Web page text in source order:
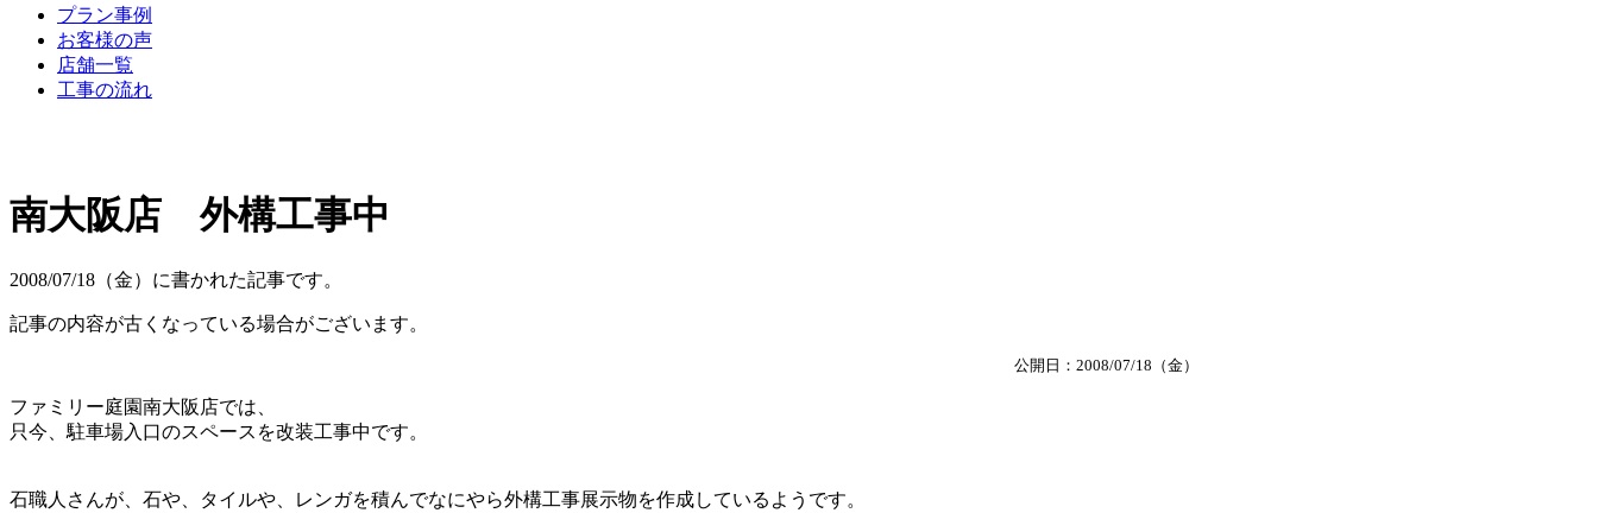
プラン事例
お客様の声
店舗一覧
工事の流れ
南大阪店 外構工事中
2008/07/18（金）に書かれた記事です。
記事の内容が古くなっている場合がございます。
公開日：2008/07/18（金）
ファミリー庭園南大阪店では、
只今、駐車場入口のスペースを改装工事中です。
石職人さんが、石や、タイルや、レンガを積んでなにやら外構工事展示物を作成しているようです。